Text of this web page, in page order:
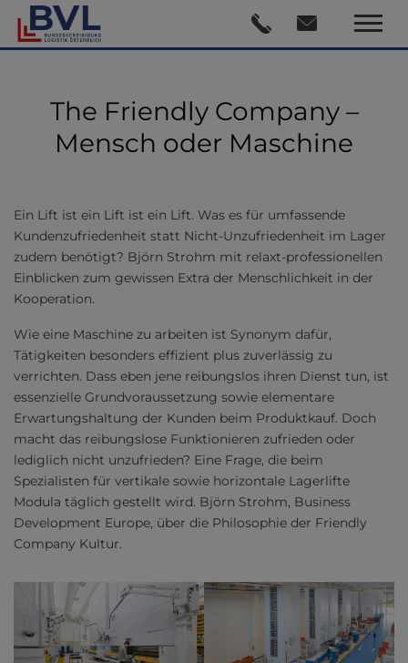
The Friendly Company –
Mensch oder Maschine
Ein Lift ist ein Lift ist ein Lift. Was es für umfassende
Kundenzufriedenheit statt Nicht-Unzufriedenheit im Lager
zudem benötigt? Björn Strohm mit relaxt-professionellen
Einblicken zum gewissen Extra der Menschlichkeit in der
Kooperation.
Wie eine Maschine zu arbeiten ist Synonym dafür,
Tätigkeiten besonders effizient plus zuverlässig zu
verrichten. Dass eben jene reibungslos ihren Dienst tun, ist
essenzielle Grundvoraussetzung sowie elementare
Erwartungshaltung der Kunden beim Produktkauf. Doch
macht das reibungslose Funktionieren zufrieden oder
lediglich nicht unzufrieden? Eine Frage, die beim
Spezialisten für vertikale sowie horizontale Lagerlifte
Modula täglich gestellt wird. Björn Strohm, Business
Development Europe, über die Philosophie der Friendly
Company Kultur.